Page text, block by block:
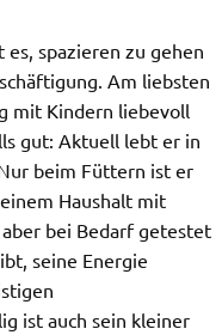
spazieren zu gehen
Am liebsten
mit Kindern liebevoll
gut: Aktuell lebt er in
beim Füttern ist er
Haushalt mit
bei Bedarf getestet
seine Energie
ist auch sein kleiner